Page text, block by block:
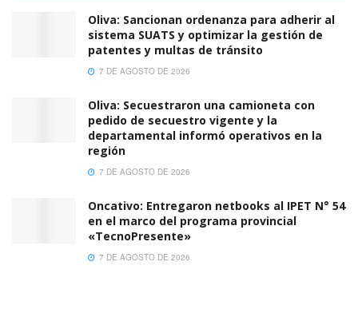
Oliva: Sancionan ordenanza para adherir al
sistema SUATS y optimizar la gestión de
patentes y multas de tránsito
7 DE AGOSTO DE 2026
Oliva: Secuestraron una camioneta con
pedido de secuestro vigente y la
departamental informó operativos en la
región
7 DE AGOSTO DE 2026
Oncativo: Entregaron netbooks al IPET N° 54
en el marco del programa provincial
«TecnoPresente»
7 DE AGOSTO DE 2026